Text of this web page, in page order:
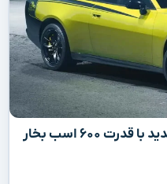
بازگشت سوپر بی: دوج چارجر جدید با قدرت ۶۰۰ اسب بخار